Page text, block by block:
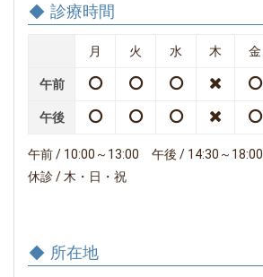
診療時間
月 火 水 木 金
午前
午後
午前 / 10:00～13:00 午後 / 14:30～18:00
休診 / 木・日・祝
所在地